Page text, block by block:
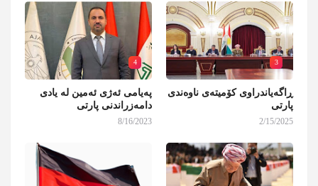
3
ڕاگەیاندراوی کۆمیتەی ناوەندی
پارتی
2/15/2025
4
پەیامی ئەژی ئەمین لە یادی
دامەزراندنی پارتی
8/16/2023